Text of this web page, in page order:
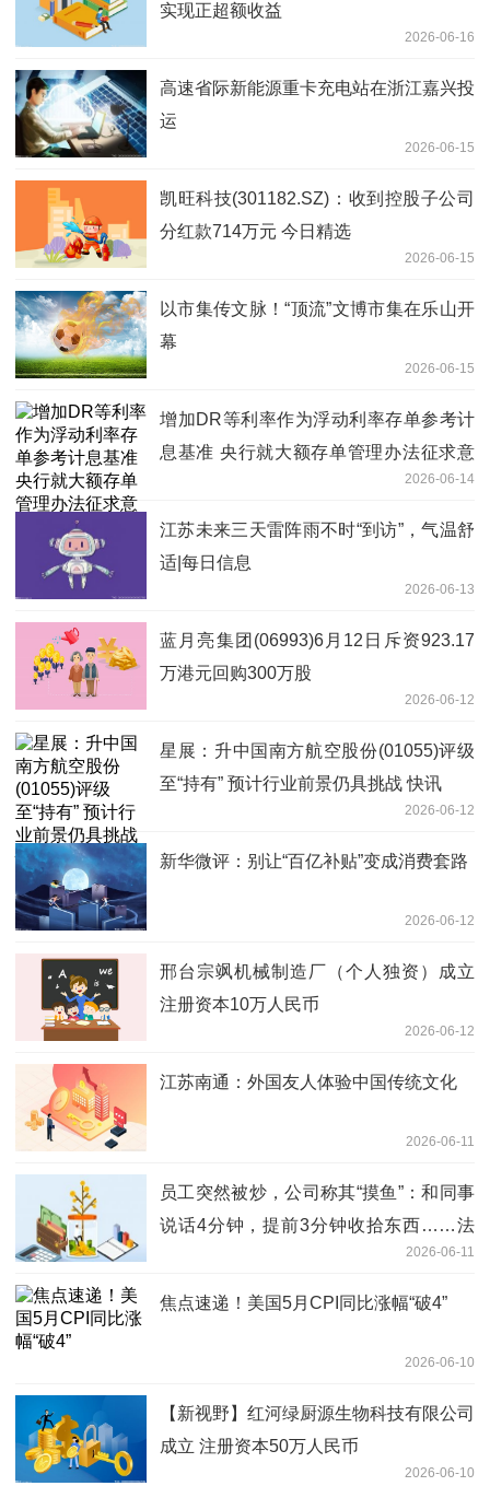
实现正超额收益
2026-06-16
高速省际新能源重卡充电站在浙江嘉兴投
运
2026-06-15
凯旺科技(301182.SZ)：收到控股子公司
分红款714万元 今日精选
2026-06-15
以市集传文脉！“顶流”文博市集在乐山开
幕
2026-06-15
增加DR等利率作为浮动利率存单参考计
息基准 央行就大额存单管理办法征求意
2026-06-14
江苏未来三天雷阵雨不时“到访”，气温舒
适|每日信息
2026-06-13
蓝月亮集团(06993)6月12日斥资923.17
万港元回购300万股
2026-06-12
星展：升中国南方航空股份(01055)评级
至“持有” 预计行业前景仍具挑战 快讯
2026-06-12
新华微评：别让“百亿补贴”变成消费套路
2026-06-12
邢台宗飒机械制造厂（个人独资）成立
注册资本10万人民币
2026-06-12
江苏南通：外国友人体验中国传统文化
2026-06-11
员工突然被炒，公司称其“摸鱼”：和同事
说话4分钟，提前3分钟收拾东西……法
2026-06-11
焦点速递！美国5月CPI同比涨幅“破4”
2026-06-10
【新视野】红河绿厨源生物科技有限公司
成立 注册资本50万人民币
2026-06-10